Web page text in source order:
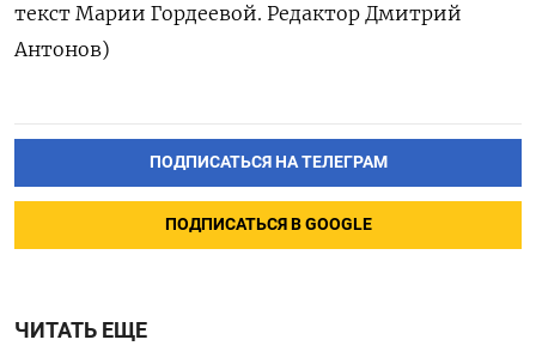
текст Марии Гордеевой. Редактор Дмитрий
Антонов)
ПОДПИСАТЬСЯ НА ТЕЛЕГРАМ
ПОДПИСАТЬСЯ В GOOGLE
ЧИТАТЬ ЕЩЕ